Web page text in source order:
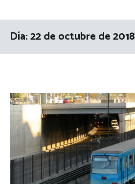
Día:22 de octubre de 2018